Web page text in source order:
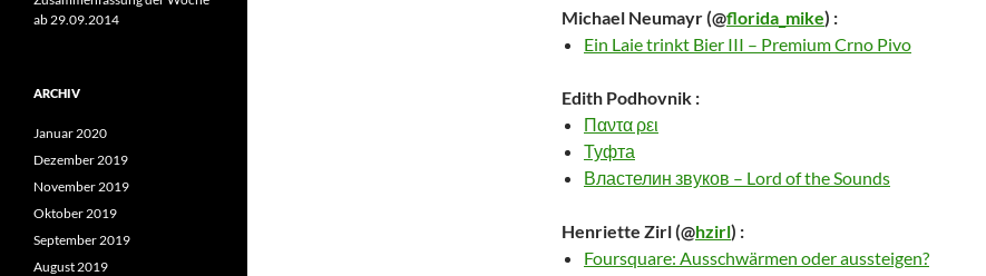
Michael Neumayr(@florida_mike) :
Ein Laie trinkt Bier III – Premium Crno Pivo
Edith Podhovnik :
Παντα ρει
Туфта
Властелин звуков – Lord of the Sounds
Henriette Zirl(@hzirl) :
Foursquare: Ausschwärmen oder aussteigen?
ab 29.09.2014
ARCHIV
Januar 2020
Dezember 2019
November 2019
Oktober 2019
September 2019
August 2019